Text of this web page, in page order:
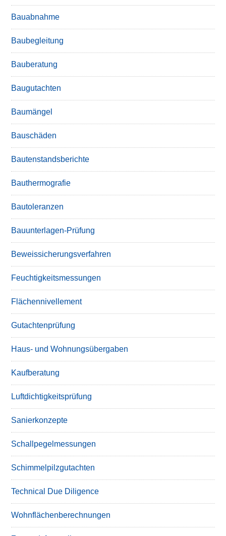
Bauabnahme
Baubegleitung
Bauberatung
Baugutachten
Baumängel
Bauschäden
Bautenstandsberichte
Bauthermografie
Bautoleranzen
Bauunterlagen-Prüfung
Beweissicherungsverfahren
Feuchtigkeitsmessungen
Flächennivellement
Gutachtenprüfung
Haus- und Wohnungsübergaben
Kaufberatung
Luftdichtigkeitsprüfung
Sanierkonzepte
Schallpegelmessungen
Schimmelpilzgutachten
Technical Due Diligence
Wohnflächenberechnungen